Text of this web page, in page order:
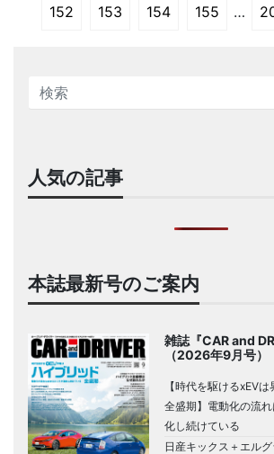
152 153 154 155 …
人気の記事
本誌最新号のご案内
雑誌『CAR and
（2026年9月号）
【時代を駆けるxEV
全盛期】電動化の流
化し続けている
日産キックス＋エル